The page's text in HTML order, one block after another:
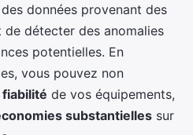
données provenant des
de détecter des anomalies
potentielles. En
vous pouvez non
fiabilité de vos équipements,
substantielles sur